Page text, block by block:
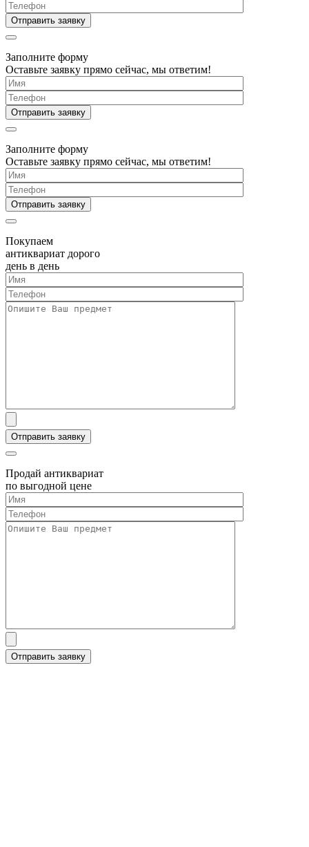
Заполните форму
Оставьте заявку прямо сейчас, мы ответим!
Заполните форму
Оставьте заявку прямо сейчас, мы ответим!
Покупаем
антиквариат дорого
день в день
Продай антиквариат
по выгодной цене